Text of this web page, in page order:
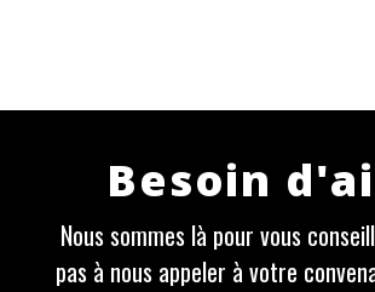
Besoin
Nous sommes là pour vous
pas à nous appeler à votre